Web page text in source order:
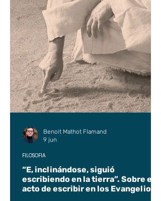
“E, inclinándose, siguió
escribiendo en la tierra”. Sobre el
acto de escribir en los Evangelios.
FILOSOFÍA
Benoit Mathot Flamand
9 jun